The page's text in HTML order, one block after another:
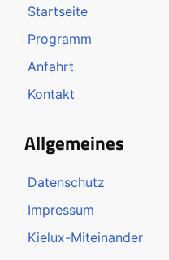
Startseite
Programm
Anfahrt
Kontakt
Allgemeines
Datenschutz
Impressum
Kielux-Miteinander